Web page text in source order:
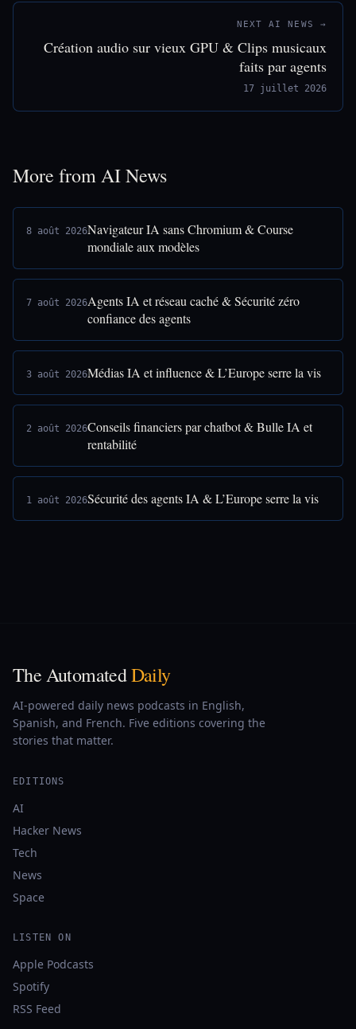
NEXT AI NEWS →
Création audio sur vieux GPU & Clips musicaux
faits par agents
17 juillet 2026
More from AI News
8 août 2026Navigateur IA sans Chromium & Course
mondiale aux modèles
7 août 2026Agents IA et réseau caché & Sécurité zéro
confiance des agents
3 août 2026Médias IA et influence & L’Europe serre la vis
2 août 2026Conseils financiers par chatbot & Bulle IA et
rentabilité
1 août 2026Sécurité des agents IA & L’Europe serre la vis
The AutomatedDaily
AI-powered daily news podcasts in English,
Spanish, and French. Five editions covering the
stories that matter.
EDITIONS
AI
Hacker News
Tech
News
Space
LISTEN ON
Apple Podcasts
Spotify
RSS Feed